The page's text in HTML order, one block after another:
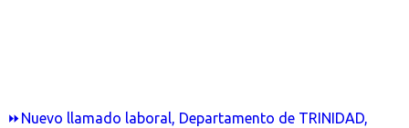
⏩Nuevo llamado laboral, Departamento de TRINIDAD,